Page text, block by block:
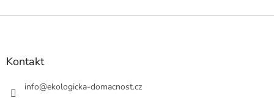
Z
Kontakt
info@ekologicka-domacnost.cz